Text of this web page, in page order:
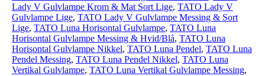
Lady V Gulvlampe Krom & Mat Sort Lige, TATO Lady V
Gulvlampe Lige, TATO Lady V Gulvlampe Messing & Sort
Lige, TATO Luna Horisontal Gulvlampe, TATO Luna
Horisontal Gulvlampe Messing & Hvid/Blå, TATO Luna
Horisontal Gulvlampe Nikkel, TATO Luna Pendel, TATO Luna
Pendel Messing, TATO Luna Pendel Nikkel, TATO Luna
Vertikal Gulvlampe, TATO Luna Vertikal Gulvlampe Messing,